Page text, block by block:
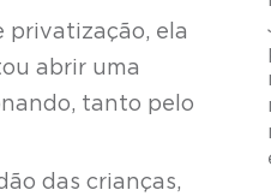
privatização, ela
abrir uma
tanto pelo
das crianças,